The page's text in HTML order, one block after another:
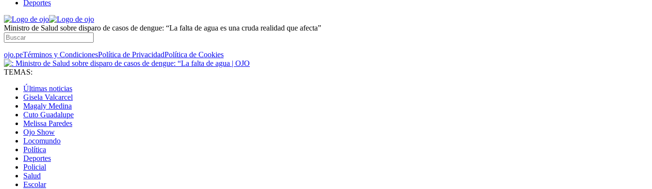
Deportes
Ministro de Salud sobre disparo de casos de dengue: “La falta de agua es una cruda realidad que afecta”
ojo.peTérminos y CondicionesPolítica de PrivacidadPolítica de Cookies
TEMAS:
Últimas noticias
Gisela Valcarcel
Magaly Medina
Cuto Guadalupe
Melissa Paredes
Ojo Show
Locomundo
Política
Deportes
Policial
Salud
Escolar